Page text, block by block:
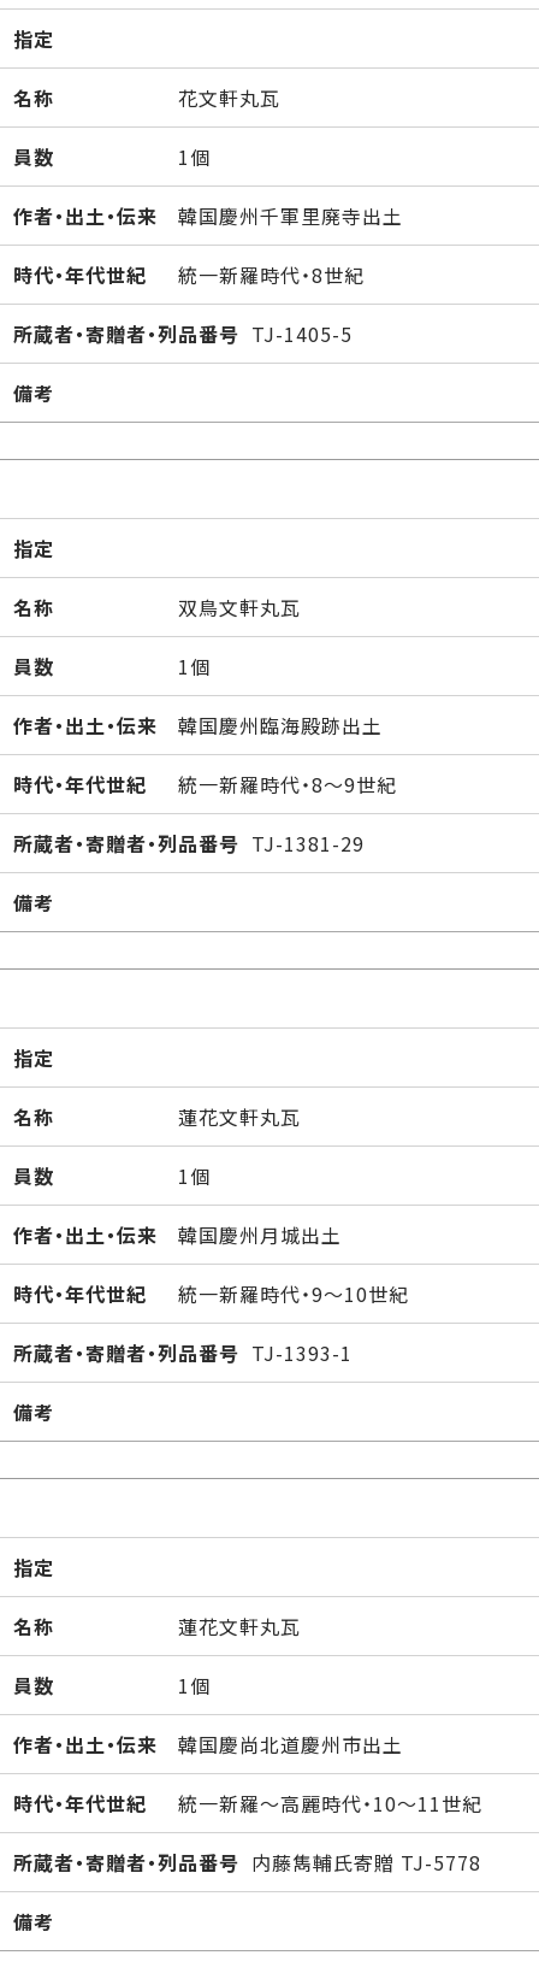
指定
名称 花文軒丸瓦
員数 1個
作者・出土・伝来 韓国慶州千軍里廃寺出土
時代・年代世紀 統一新羅時代・8世紀
所蔵者・寄贈者・列品番号 TJ-1405-5
備考
指定
名称 双鳥文軒丸瓦
員数 1個
作者・出土・伝来 韓国慶州臨海殿跡出土
時代・年代世紀 統一新羅時代・8～9世紀
所蔵者・寄贈者・列品番号 TJ-1381-29
備考
指定
名称 蓮花文軒丸瓦
員数 1個
作者・出土・伝来 韓国慶州月城出土
時代・年代世紀 統一新羅時代・9～10世紀
所蔵者・寄贈者・列品番号 TJ-1393-1
備考
指定
名称 蓮花文軒丸瓦
員数 1個
作者・出土・伝来 韓国慶尚北道慶州市出土
時代・年代世紀 統一新羅～高麗時代・10～11世紀
所蔵者・寄贈者・列品番号 内藤雋輔氏寄贈 TJ-5778
備考